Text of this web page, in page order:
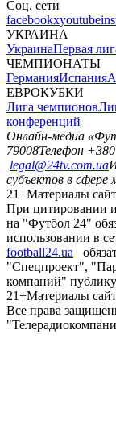
Соц. сети
facebookxyoutube
УКРАИНА
УкраинаПервая
ЧЕМПИОНАТЫ
ГерманияИспания
ЕВРОКУБКИ
Лига чемпионов
конференций
Онлайн-медиа
79008Телефон
legal@24tv.com.ua
субъектов в
21+Материалы
При цитировании
на "Футбол 24"
использовании в
football24.ua
"Спецпроект",
компаний"
21+Материалы
Все права